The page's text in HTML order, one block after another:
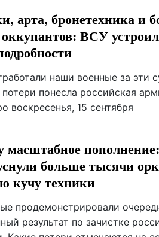
арта, бронетехника и
оккупантов: ВСУ
наши военные за эти
потери понесла российская
воскресенья, 15 сентября
масштабное
больше тысячи
кучу техники
продемонстрировали
результат по зачистке